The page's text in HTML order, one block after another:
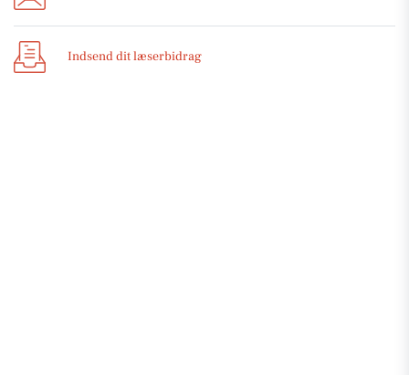
Indsend dit læserbidrag